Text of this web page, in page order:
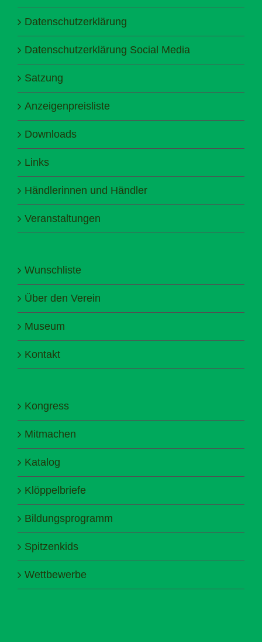
Datenschutzerklärung
Datenschutzerklärung Social Media
Satzung
Anzeigenpreisliste
Downloads
Links
Händlerinnen und Händler
Veranstaltungen
Wunschliste
Über den Verein
Museum
Kontakt
Kongress
Mitmachen
Katalog
Klöppelbriefe
Bildungsprogramm
Spitzenkids
Wettbewerbe